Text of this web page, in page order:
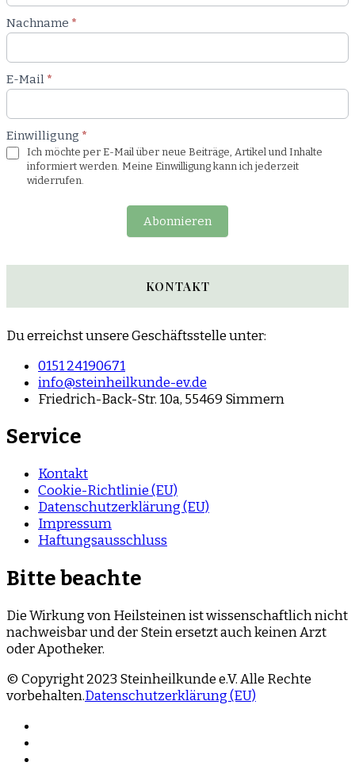
Nachname *
E-Mail *
Einwilligung *
Ich möchte per E-Mail über neue Beiträge, Artikel und Inhalte
informiert werden. Meine Einwilligung kann ich jederzeit
widerrufen.
Abonnieren
KONTAKT
Du erreichst unsere Geschäftsstelle unter:
0151 24190671
info@steinheilkunde-ev.de
Friedrich-Back-Str. 10a, 55469 Simmern
Service
Kontakt
Cookie-Richtlinie (EU)
Datenschutzerklärung (EU)
Impressum
Haftungsausschluss
Bitte beachte
Die Wirkung von Heilsteinen ist wissenschaftlich nicht
nachweisbar und der Stein ersetzt auch keinen Arzt
oder Apotheker.
© Copyright 2023 Steinheilkunde e.V. Alle Rechte
vorbehalten.Datenschutzerklärung (EU)